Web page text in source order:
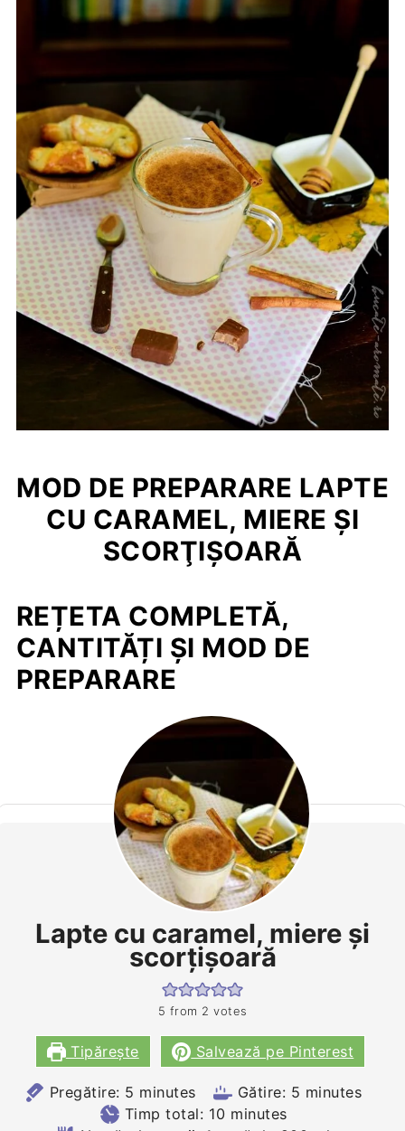
MOD DE PREPARARE LAPTE
CU CARAMEL, MIERE ŞI
SCORŢIŞOARĂ
REȚETA COMPLETĂ,
CANTITĂȚI ȘI MOD DE
PREPARARE
Lapte cu caramel, miere şi
scorţişoară
5 from 2 votes
Tipărește Salvează pe Pinterest
Pregătire: 5 minutes
minutes Gătire: 5 minutes
minutes
Timp total: 10minutes
minutes